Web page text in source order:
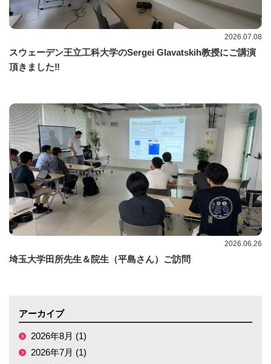
2026.07.08
スウェーデン王立工科大学のSergei Glavatskih教授にご講演
頂きました‼
2026.06.26
埼玉大学田所先生＆院生（平島さん）ご訪問
アーカイブ
2026年8月 (1)
2026年7月 (1)